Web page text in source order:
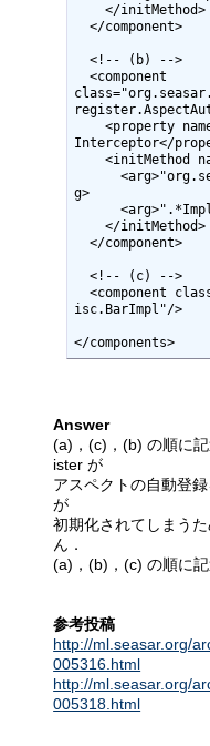
Interceptor</
g>
isc.BarImpl"/>
</components>
Answer
(a)，(c)，(b) の順に
ister が
アスペクトの自動登
が
初期化されてしまう
ん．
(a)，(b)，(c) の順に記
参考投稿
http://ml.seasar.org/
005316.html
http://ml.seasar.org/
005318.html